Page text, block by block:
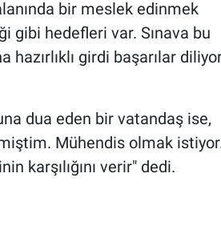
bir meslek edinmek
gibi hedefleri var. Sınava bu
girdi başarılar
dua eden bir vatandaş ise,
Mühendis olmak
karşılığını verir" dedi.